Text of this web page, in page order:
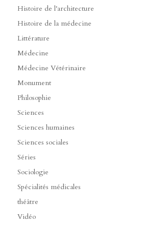
Histoire de l'architecture
Histoire de la médecine
Littérature
Médecine
Médecine Vétérinaire
Monument
Philosophie
Sciences
Sciences humaines
Sciences sociales
Séries
Sociologie
Spécialités médicales
théâtre
Vidéo